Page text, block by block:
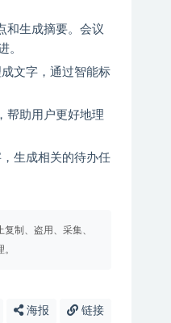
和生成摘要。会议
。
文字，通过智能标
帮助用户更好地理
生成相关的待办任
制、盗用、采集、
海报 链接